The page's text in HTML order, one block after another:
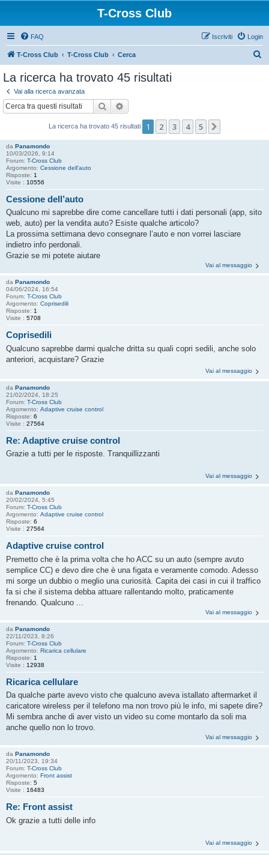
T-Cross Club
FAQ Login
Iscriviti
T-Cross Club T-Cross Club Cerca
La ricerca ha trovato 45 risultati
Vai alla ricerca avanzata
Cerca
La ricerca ha trovato 45 risultati 1 2 3 4 5
da Panamondo
10/03/2026, 9:14
Forum: T-Cross Club
Argomento: Cessione dell’auto
Risposte: 1
Visite : 10556
Cessione dell’auto
Qualcuno mi saprebbe dire come cancellare tutti i dati personali (app, sito
web, auto) per la vendita auto? Esiste qualche articolo?
La prossima settimana devo consegnare l’auto e non vorrei lasciare
indietro info perdonali.
Grazie se mi potete aiutare
Vai al messaggio
da Panamondo
04/06/2024, 16:54
Forum: T-Cross Club
Argomento: Coprisedili
Risposte: 1
Visite : 5708
Coprisedili
Qualcuno saprebbe darmi qualche dritta su quali copri sedili, anche solo
anteriori, acquistare? Grazie
Vai al messaggio
da Panamondo
21/02/2024, 18:25
Forum: T-Cross Club
Argomento: Adaptive cruise control
Risposte: 6
Visite : 27564
Re: Adaptive cruise control
Grazie a tutti per le risposte. Tranquillizzanti
Vai al messaggio
da Panamondo
20/02/2024, 5:45
Forum: T-Cross Club
Argomento: Adaptive cruise control
Risposte: 6
Visite : 27564
Adaptive cruise control
Premetto che è la prima volta che ho ACC su un auto (sempre avuto
semplice CC) e devo dire che è una figata e veramente comodo. Adesso
mi sorge un dubbio o meglio una curiosità. Capita dei casi in cui il traffico
fa si che il sistema debba attuare rallentando molto, praticamente
frenando. Qualcuno ...
Vai al messaggio
da Panamondo
22/11/2023, 8:26
Forum: T-Cross Club
Argomento: Ricarica cellulare
Risposte: 1
Visite : 12938
Ricarica cellulare
Da qualche parte avevo visto che qualcuno aveva istallato aftermarket il
caricatore wireless per il telefono ma non trovo più le info, mi sapete dire?
Mi sembra anche di aver visto un video su come montarlo da soli ma
anche quello non lo trovo.
Vai al messaggio
da Panamondo
20/11/2023, 19:34
Forum: T-Cross Club
Argomento: Front assist
Risposte: 5
Visite : 16483
Re: Front assist
Ok grazie a tutti delle info
Vai al messaggio